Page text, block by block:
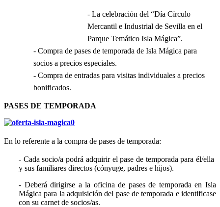
- La celebración del “Día Círculo
Mercantil e Industrial de Sevilla en el
Parque Temático Isla Mágica”.
- Compra de pases de temporada de Isla Mágica para
socios a precios especiales.
- Compra de entradas para visitas individuales a precios
bonificados.
PASES DE TEMPORADA
En lo referente a la compra de pases de temporada:
- Cada socio/a podrá adquirir el pase de temporada para él/ella
y sus familiares directos (cónyuge, padres e hijos).
- Deberá dirigirse a la oficina de pases de temporada en Isla
Mágica para la adquisición del pase de temporada e identificase
con su carnet de socios/as.